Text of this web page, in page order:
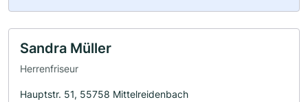
Sandra Müller
Herrenfriseur
Hauptstr. 51, 55758 Mittelreidenbach